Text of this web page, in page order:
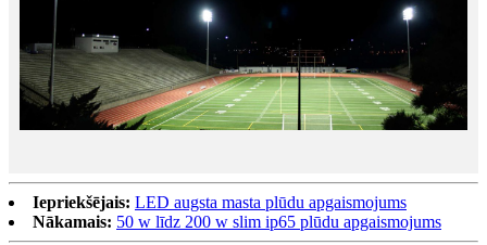
Iepriekšējais: LED augsta masta plūdu apgaismojums
Nākamais: 50 w līdz 200 w slim ip65 plūdu apgaismojums